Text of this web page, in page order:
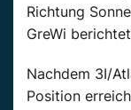
Richtung
GreWi
Nachdem 3I/
Position